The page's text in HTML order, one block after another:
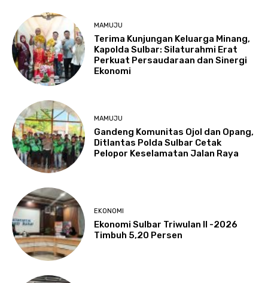
MAMUJU
Terima Kunjungan Keluarga Minang,
Kapolda Sulbar: Silaturahmi Erat
Perkuat Persaudaraan dan Sinergi
Ekonomi
MAMUJU
Gandeng Komunitas Ojol dan Opang,
Ditlantas Polda Sulbar Cetak
Pelopor Keselamatan Jalan Raya
EKONOMI
Ekonomi Sulbar Triwulan II -2026
Timbuh 5,20 Persen